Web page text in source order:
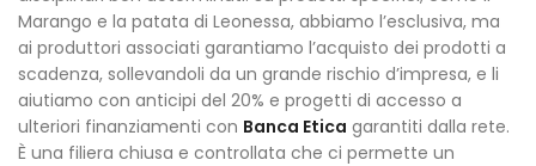
Marango e la patata di Leonessa, abbiamo l’esclusiva, ma
ai produttori associati garantiamo l’acquisto dei prodotti a
scadenza, sollevandoli da un grande rischio d’impresa, e li
aiutiamo con anticipi del 20% e progetti di accesso a
ulteriori finanziamenti con Banca Etica garantiti dalla rete.
È una filiera chiusa e controllata che ci permette un